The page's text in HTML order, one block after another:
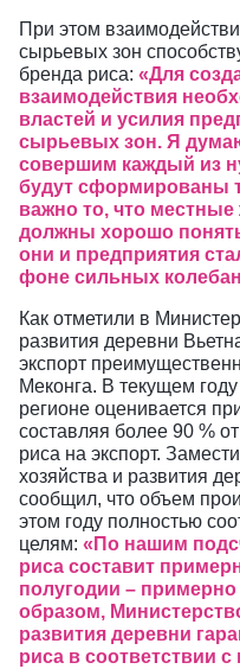
При этом
сырьевых зон
бренда риса: «Для
взаимодействия
властей и усилия
сырьевых зон. Я
совершим каждый из
будут сформированы
важно то, что
должны хорошо
они и предприятия
фоне сильных
Как отметили в
развития деревни
экспорт
Меконга. В текущем
регионе оценивается
составляя более 90 %
риса на экспорт.
хозяйства и развития
сообщил, что объем
этом году полностью
целям: «По нашим
риса составит
полугодии –
образом,
развития деревни
риса в соответствии